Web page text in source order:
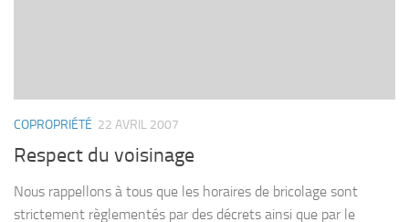
COPROPRIÉTÉ 22 AVRIL 2007
Respect du voisinage
Nous rappellons à tous que les horaires de bricolage sont
strictement règlementés par des décrets ainsi que par le